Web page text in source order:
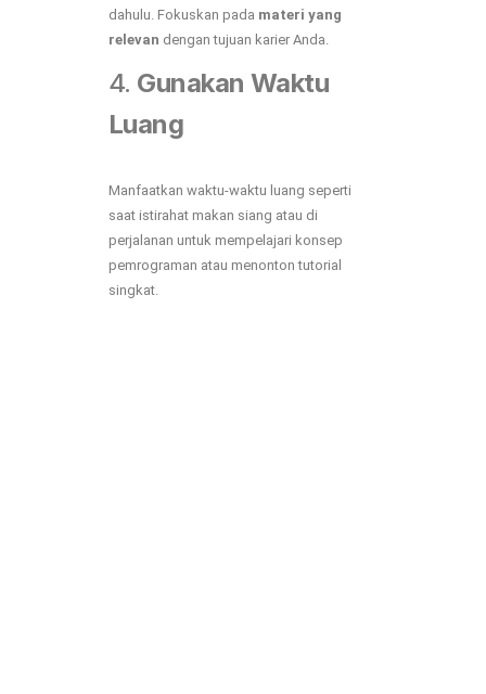
dahulu. Fokuskan pada materi yang
relevan dengan tujuan karier Anda.
4. Gunakan Waktu
Luang
Manfaatkan waktu-waktu luang seperti
saat istirahat makan siang atau di
perjalanan untuk mempelajari konsep
pemrograman atau menonton tutorial
singkat.